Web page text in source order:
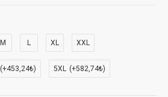
M L XL XXL
(+453,24₺) 5XL (+582,74₺)